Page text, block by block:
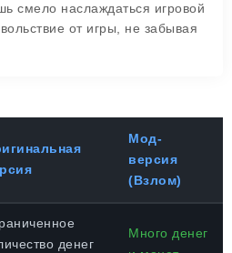
смело наслаждаться игровой
от игры, не забывая
Мод-
версия
(Взлом)
денег
Много денег